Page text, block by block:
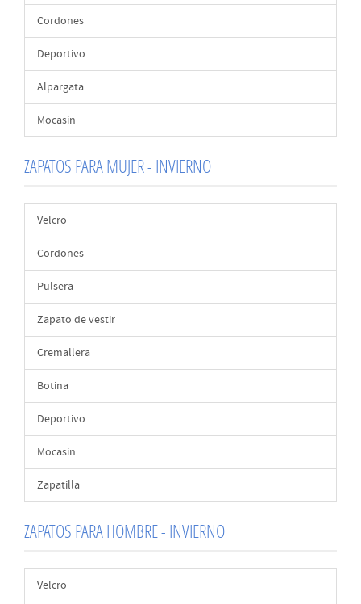
Cordones
Deportivo
Alpargata
Mocasin
ZAPATOS PARA MUJER - INVIERNO
Velcro
Cordones
Pulsera
Zapato de vestir
Cremallera
Botina
Deportivo
Mocasin
Zapatilla
ZAPATOS PARA HOMBRE - INVIERNO
Velcro